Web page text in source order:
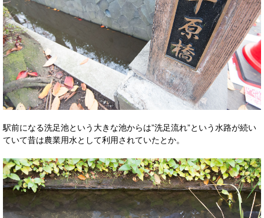
駅前になる洗足池という大きな池からは”洗足流れ”という水路が続い
ていて昔は農業用水として利用されていたとか。